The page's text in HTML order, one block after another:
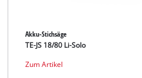
Akku-Stichsäge
TE-JS 18/80 Li-Solo
Zum Artikel